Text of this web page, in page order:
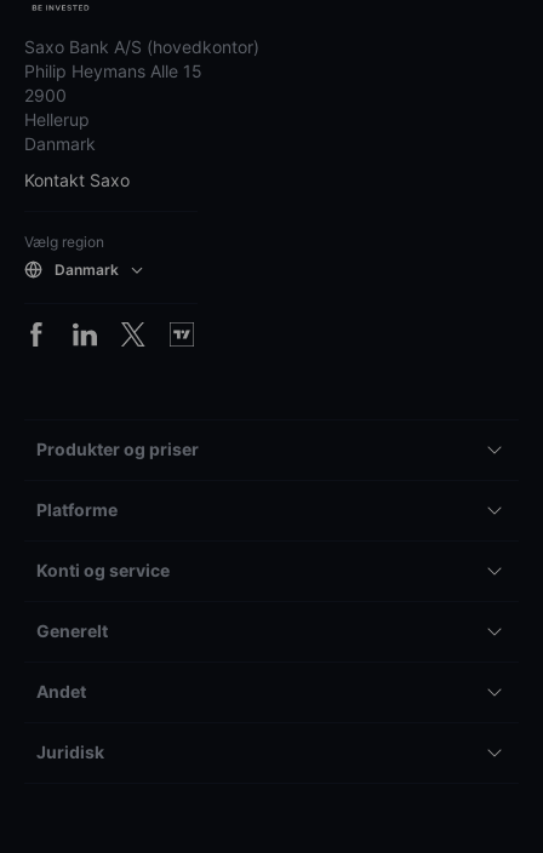
Saxo Bank A/S (hovedkontor)
Philip Heymans Alle 15
2900
Hellerup
Danmark
Kontakt Saxo
Vælg region
Danmark
Produkter og priser
Platforme
Konti og service
Generelt
Andet
Juridisk